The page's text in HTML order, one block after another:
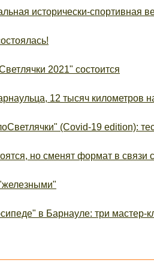
исторически-спортивная
2021" состоится
12 тысяч километров
(Covid-19 edition):
но сменят формат в связи
в Барнауле: три мастер-